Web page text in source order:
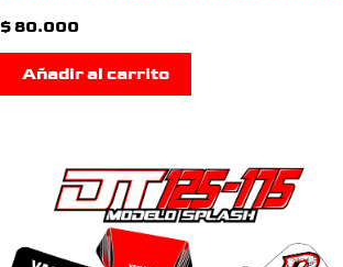
$80.000
Añadir al carrito